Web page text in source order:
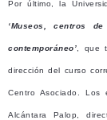
Por último, la
‘Museos, centros
contemporáneo’ , que
dirección del curso
Centro Asociado. Los
Alcántara Palop,